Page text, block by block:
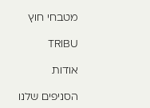
מטבחי חוץ
TRIBU
אודות
הסניפים שלנו